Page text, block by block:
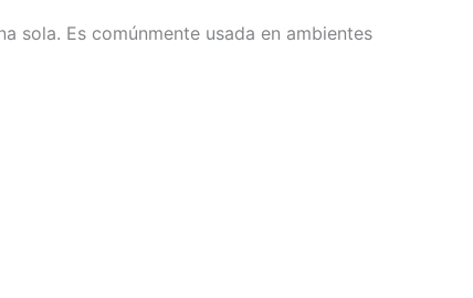
sola. Es comúnmente usada en ambientes